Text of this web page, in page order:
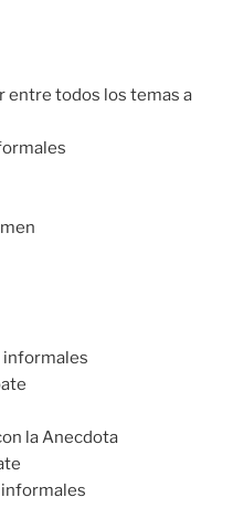
entre todos los temas a
informales
la Anecdota